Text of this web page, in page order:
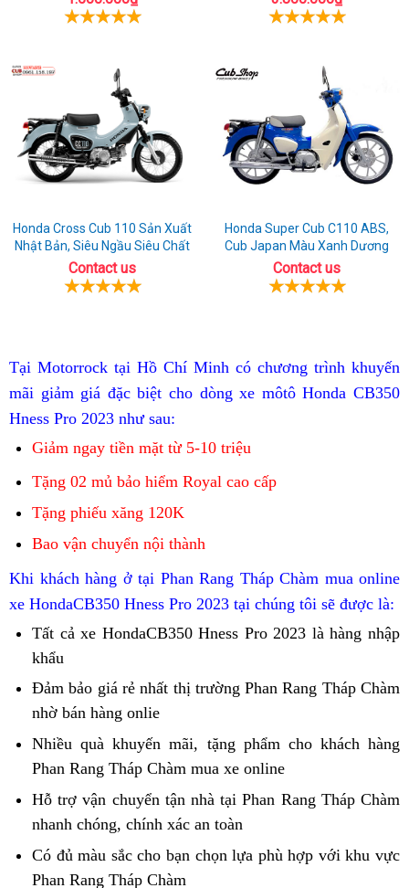
Honda Cross Cub 110 Sản Xuất
Nhật Bản, Siêu Ngầu Siêu Chất
Contact us
Honda Super Cub C110 ABS,
Cub Japan Màu Xanh Dương
Contact us
Tại Motorrock tại Hồ Chí Minh độc
đáo
hiện
có chương trình khuyến
mãi có
đang
bán
nào?
giảm giá đặc biệt cho dòng xe môtôcó
Honda CB350
Hness Pro 2023 như sau:
Giảm ngay tiền mặt từ 5-10 triệu
luận
Tặng 02 mủ bảo hiểm Royal cao cấp
Tặng phiếu xăng 120K
Bao vận chuyển nội thành
Khi khách hàng ở tại Phan Rang Tháp Chàm mua online
xe HondaCB350 Hness Pro 2023 tại chúng tôi sẽ được là:
Tất cả chính
ưu
đãi
CBR650R
2023
Phan
Rang
xe HondaCB350 Hness Pro 2023 rất
toàn
là hàng nhập
khẩu
Đảm bảo tem
mới
màu
sơn
giá rẻHonda
CB350
Hness
Pro
Phan
luôn
nhất thị trường Phan Rang Tháp Chàm
nhờ đã
qua
sử
bán hàng onlie
trang
Nhiều quà khuyến mãi, tăng
óc
phán
đoán
tặng phẩmnhiều
màu
sắc
chính
sách
ưu
CBR650R
cho khách hàng
Phan Rang Tháp Chàm mua xe online
bảo
Hỗ trợ vận chuyểnchính
sách
ưu
đãi
tận nhà lo
giùm
biển
tại Phan Rang Tháp Chàm
nhanh chóng, phụ
tùng
chính xác an toàn
Honda
Có đủ màu sắchiện
đại
cho bạn Honda
chọn lựa phù hợp lái
với khu vực
Phan Rang Tháp Chàm